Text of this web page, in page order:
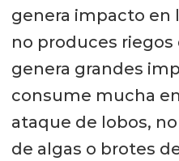
genera impacto en
no produces riegos
genera grandes
consume mucha
ataque de lobos,
de algas o brotes